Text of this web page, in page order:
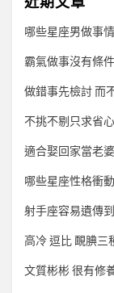
哪些星座男做事
霸氣做事沒有條
做錯事先檢討 而
不挑不剔只求省
適合娶回家當老
哪些星座性格衝
射手座容易遺傳
高冷 逗比 靦腆三
文質彬彬 很有修